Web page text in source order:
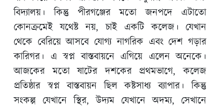
বিদ্যালয়। কিন্তু পীরগঞ্জের মতো জনপদে এটাতো
কোনক্রমেই যথেষ্ট নয়, চাই একটি কলেজ। যেখান
থেকে বেরিয়ে আসবে যোগ্য নাগরিক এবং দেশ গড়ার
কারিগর। এ স্বপ্ন বাস্তবায়নে এগিয়ে এলেন অনেকে।
আজকের মতো ষাটের দশকের প্রথমভাগে, কলেজ
প্রতিষ্ঠার স্বপ্ন বাস্তবায়ন ছিল কষ্টসাধ্য ব্যাপার। কিন্তু
সংকল্প যেখানে স্থির, উদ্যম যেখানে অদম্য, সেখানে